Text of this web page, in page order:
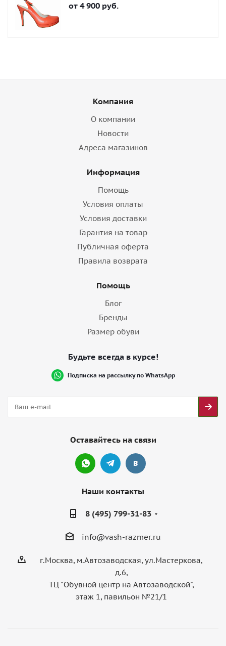
от 4 900 руб.
Компания
О компании
Новости
Адреса магазинов
Информация
Помощь
Условия оплаты
Условия доставки
Гарантия на товар
Публичная оферта
Правила возврата
Помощь
Блог
Бренды
Размер обуви
Будьте всегда в курсе!
Подписка на рассылку по WhatsApp
Оставайтесь на связи
Наши контакты
8 (495) 799-31-83
info@vash-razmer.ru
г.Москва, м.Автозаводская, ул.Мастеркова,
д.6,
ТЦ "Обувной центр на Автозаводской",
этаж 1, павильон №21/1